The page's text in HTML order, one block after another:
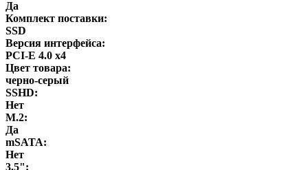
Да
Комплект поставки:
SSD
Версия интерфейса:
PCI-E 4.0 x4
Цвет товара:
черно-серый
SSHD:
Нет
M.2:
Да
mSATA:
Нет
3.5":